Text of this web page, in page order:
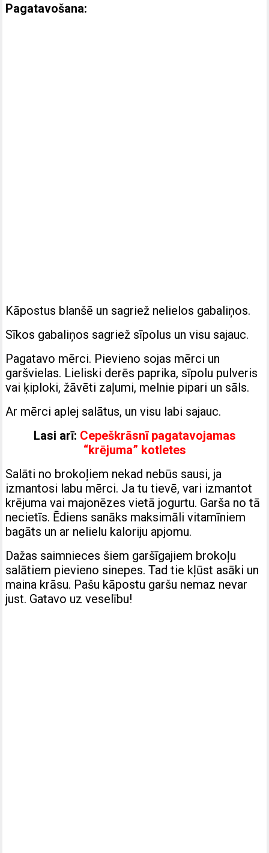
Pagatavošana:
Kāpostus blanšē un sagriež nelielos gabaliņos.
Sīkos gabaliņos sagriež sīpolus un visu sajauc.
Pagatavo mērci. Pievieno sojas mērci un
garšvielas. Lieliski derēs paprika, sīpolu pulveris
vai ķiploki, žāvēti zaļumi, melnie pipari un sāls.
Ar mērci aplej salātus, un visu labi sajauc.
Lasi arī: Cepeškrāsnī pagatavojamas
“krējuma” kotletes
Salāti no brokoļiem nekad nebūs sausi, ja
izmantosi labu mērci. Ja tu tievē, vari izmantot
krējuma vai majonēzes vietā jogurtu. Garša no tā
necietīs. Ēdiens sanāks maksimāli vitamīniem
bagāts un ar nelielu kaloriju apjomu.
Dažas saimnieces šiem garšīgajiem brokoļu
salātiem pievieno sinepes. Tad tie kļūst asāki un
maina krāsu. Pašu kāpostu garšu nemaz nevar
just. Gatavo uz veselību!